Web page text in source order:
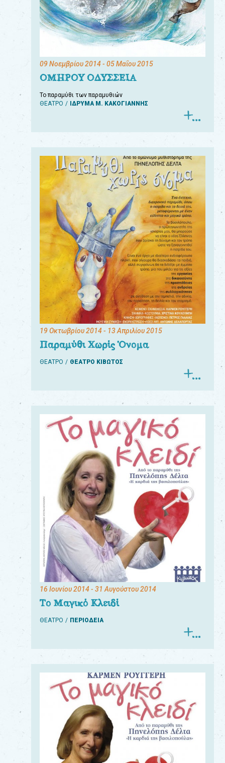
09 Νοεμβρίου 2014- 05 Μαΐου 2015
ΟΜΗΡΟΥ ΟΔΥΣΣΕΙΑ
Το παραμύθι των παραμυθιών
ΘΕΑΤΡΟ
ΙΔΡΥΜΑ Μ. ΚΑΚΟΓΙΑΝΝΗΣ
19 Οκτωβρίου 2014- 13 Απριλίου 2015
Παραμύθι Χωρίς Όνομα
ΘΕΑΤΡΟ ΘΕΑΤΡΟ ΚΙΒΩΤΟΣ
16 Ιουνίου 2014- 31 Αυγούστου 2014
Το Μαγικό Κλειδί
ΘΕΑΤΡΟ ΠΕΡΙΟΔΕΙΑ